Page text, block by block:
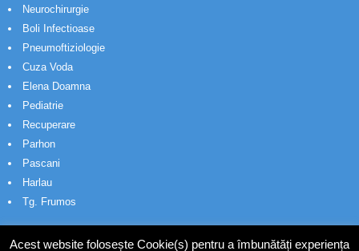
Neurochirurgie
Boli Infectioase
Pneumoftiziologie
Cuza Voda
Elena Doamna
Pediatrie
Recuperare
Parhon
Pascani
Harlau
Tg. Frumos
Acest website folosește Cookie(s) pentru a îmbunătăți experiența